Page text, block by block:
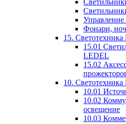
Фонари,
15.
15.01
LEDEL
15.02
10.
10.01
10.02
освещение
10.03